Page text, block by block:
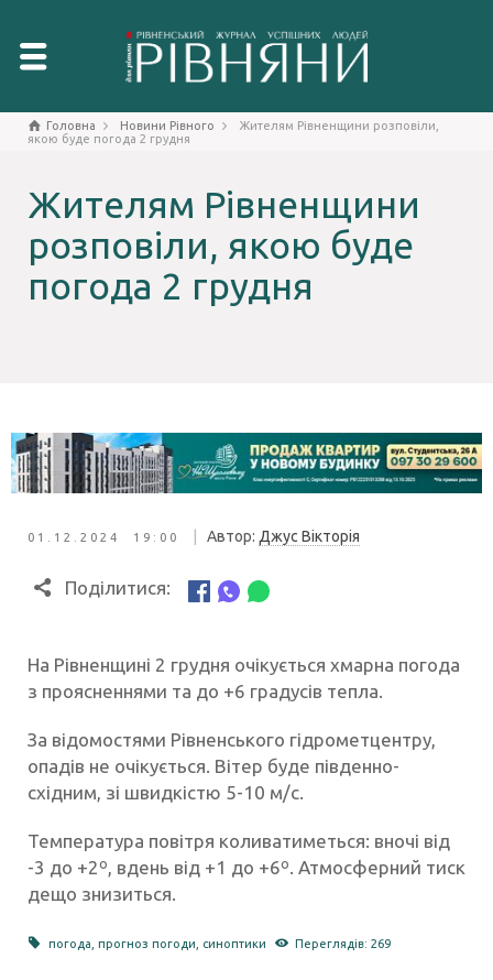
Головна Новини Рівного
Жителям Рівненщини розповіли,
якою буде погода 2 грудня
Жителям Рівненщини
розповіли, якою буде
погода 2 грудня
01.12.2024 19:00 Автор: Джус Вікторія
Поділитися:
На Рівненщині 2 грудня очікується хмарна погода
з проясненнями та до +6 градусів тепла.
За відомостями Рівненського гідрометцентру,
опадів не очікується. Вітер буде південно-
східним, зі швидкістю 5-10 м/с.
Температура повітря коливатиметься: вночі від
-3 до +2º, вдень від +1 до +6º. Атмосферний тиск
дещо знизиться.
погода ,прогноз погоди синоптики Переглядів: 269